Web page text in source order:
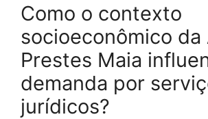
Como o contexto
socioeconômico da
Prestes Maia
demanda por
jurídicos?